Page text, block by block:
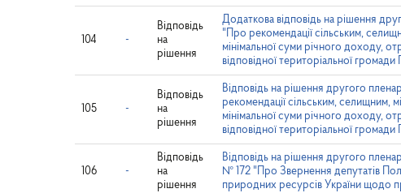
104 -
Відповідь
на
рішення
Додаткова відповідь на рішення
"Про рекомендації сільським,
мінімальної суми річного доходу,
відповідної територіальної громади
105 -
Відповідь
на
рішення
Відповідь на рішення другого
рекомендації сільським, селищним,
мінімальної суми річного доходу,
відповідної територіальної громади
106 -
Відповідь
на
рішення
Відповідь на рішення другого
№ 172 "Про Звернення депутатів
природних ресурсів України щодо